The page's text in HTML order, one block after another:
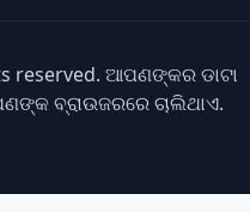
reserved. ଆପଣଙ୍କର ଡାଟା
ବ୍ରାଉଜରରେ ଚାଲିଥାଏ.